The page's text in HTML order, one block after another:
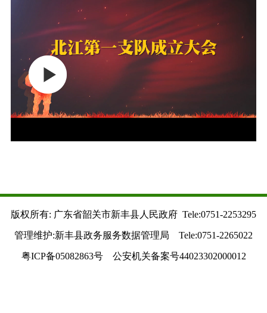
版权所有: 广东省韶关市新丰县人民政府 Tele:0751-2253295
管理维护:新丰县政务服务数据管理局 Tele:0751-2265022
粤ICP备05082863号 公安机关备案号44023302000012